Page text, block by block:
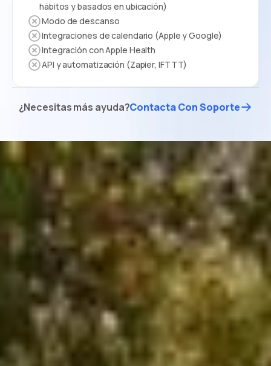
hábitos y basados en ubicación)
Modo de descanso
Integraciones de calendario (Apple y Google)
Integración con Apple Health
API y automatización (Zapier, IFTTT)
¿Necesitas más ayuda?Contacta Con Soporte